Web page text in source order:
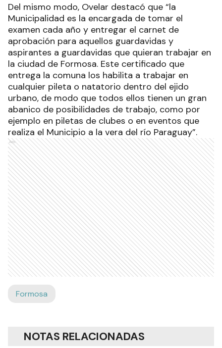
Del mismo modo, Ovelar destacó que “la
Municipalidad es la encargada de tomar el
examen cada año y entregar el carnet de
aprobación para aquellos guardavidas y
aspirantes a guardavidas que quieran trabajar en
la ciudad de Formosa. Este certificado que
entrega la comuna los habilita a trabajar en
cualquier pileta o natatorio dentro del ejido
urbano, de modo que todos ellos tienen un gran
abanico de posibilidades de trabajo, como por
ejemplo en piletas de clubes o en eventos que
realiza el Municipio a la vera del río Paraguay”.
Ads
Formosa
NOTAS RELACIONADAS